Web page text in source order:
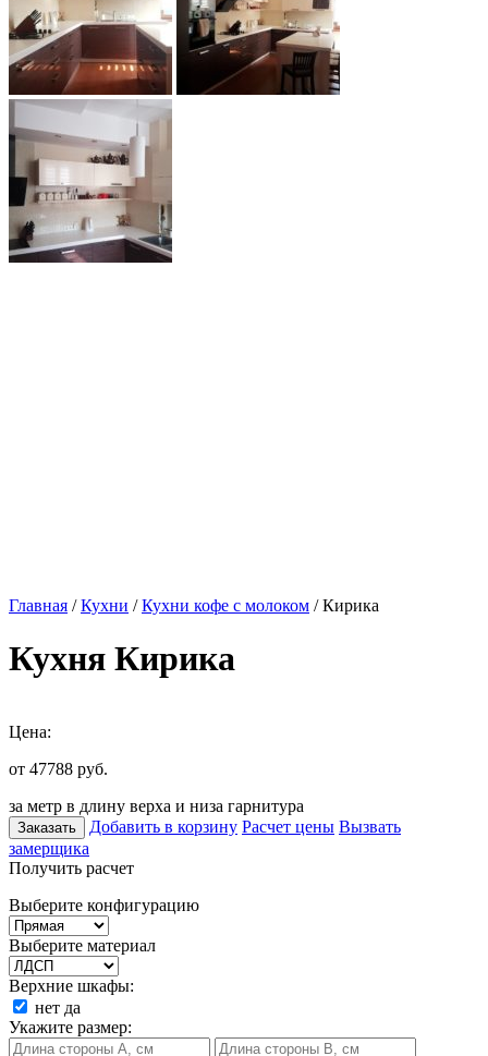
Главная /Кухни /Кухни кофе с молоком / Кирика
Кухня Кирика
Цена:
от 47788 руб.
за метр в длину верха и низа гарнитура
Заказать Добавить в корзину Расчет цены Вызвать
замерщика
Получить расчет
Выберите конфигурацию
Выберите материал
Верхние шкафы:
нет да
Укажите размер: